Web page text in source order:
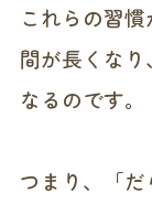
これらの習
間が長くな
なるのです。
つまり、「